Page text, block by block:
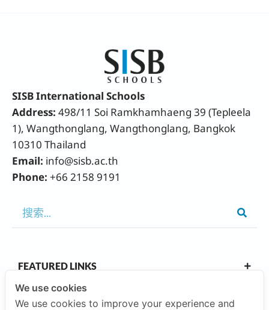
SISB International Schools
Address:498/11 Soi Ramkhamhaeng 39 (Tepleela
1), Wangthonglang, Wangthonglang, Bangkok
10310 Thailand
Email: info@sisb.ac.th
Phone: +66 2158 9191
FEATURED LINKS
We use cookies
We use cookies to improve your experience and